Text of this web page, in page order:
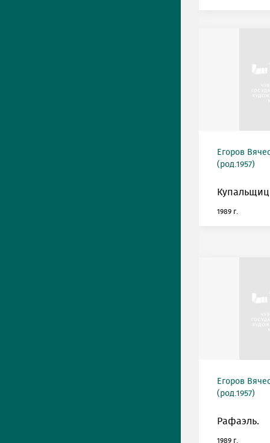
Егоров
(род.1957)
1989 г.
Егоров
(род.1957)
Рафаэль.
1989 г.